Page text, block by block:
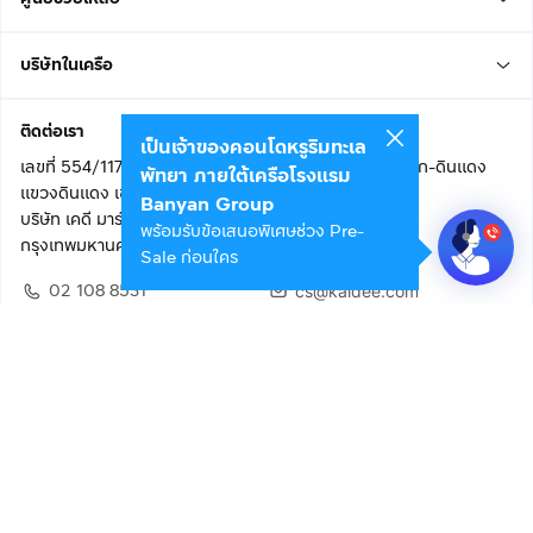
บริษัทในเครือ
ติดต่อเรา
เลขที่ 554/117 อาคารสกายไนน์ เซ็นเตอร์ ชั้น 22 ถนนอโศก-ดินแดง
แขวงดินแดง เขตดินแดง
บริษัท เคดี มาร์เก็ตเพลส จำกัด (สำนักงานใหญ่)
กรุงเทพมหานคร 10400
02 108 8531
cs@kaidee.com
เป็นเจ้าของคอนโดหรูริมทะเล
พัทยา ภายใต้เครือโรงแรม
Banyan Group
พร้อมรับข้อเสนอพิเศษช่วง Pre-
Sale ก่อนใคร